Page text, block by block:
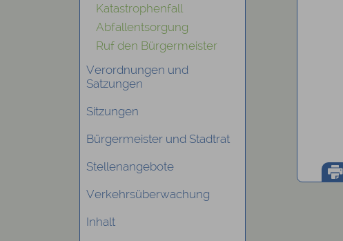
Katastrophenfall
Abfallentsorgung
Ruf den Bürgermeister
Verordnungen und
Satzungen
Sitzungen
Bürgermeister und Stadtrat
Stellenangebote
Verkehrsüberwachung
Inhalt